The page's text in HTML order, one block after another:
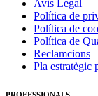
Avís Legal
Política de
Política de
Política de
Reclamcions
Pla estratègic